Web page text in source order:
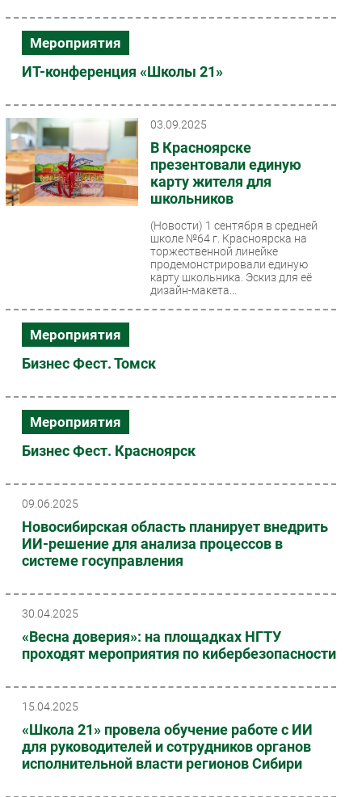
Мероприятия
ИТ-конференция «Школы 21»
03.09.2025
В Красноярске
презентовали единую
карту жителя для
школьников
(Новости) 1 сентября в средней
школе №64 г. Красноярска на
торжественной линейке
продемонстрировали единую
карту школьника. Эскиз для её
дизайн-макета...
Мероприятия
Бизнес Фест. Томск
Мероприятия
Бизнес Фест. Красноярск
09.06.2025
Новосибирская область планирует внедрить
ИИ-решение для анализа процессов в
системе госуправления
30.04.2025
«Весна доверия»: на площадках НГТУ
проходят мероприятия по кибербезопасности
15.04.2025
«Школа 21» провела обучение работе с ИИ
для руководителей и сотрудников органов
исполнительной власти регионов Сибири